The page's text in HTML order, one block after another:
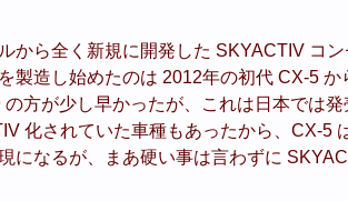
から全く新規に開発した SKYACTIV コ
製造し始めたのは 2012年の初代 CX-5
方が少し早かったが、これは日本では
化されていた車種もあったから、CX-5
になるが、まあ硬い事は言わずに